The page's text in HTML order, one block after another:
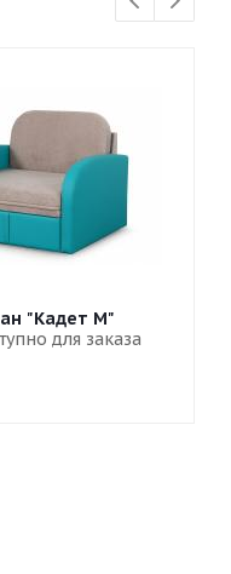
"Кадет М"
для заказа